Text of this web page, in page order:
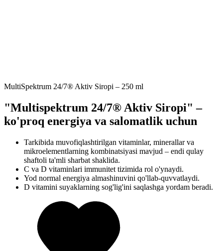
MultiSpektrum 24/7® Aktiv Siropi – 250 ml
"Multispektrum 24/7® Aktiv Siropi" –
ko'proq energiya va salomatlik uchun
Tarkibida muvofiqlashtirilgan vitaminlar, minerallar va
mikroelementlarning kombinatsiyasi mavjud – endi qulay
shaftoli ta'mli sharbat shaklida.
C va D vitaminlari immunitet tizimida rol o'ynaydi.
Yod normal energiya almashinuvini qo'llab-quvvatlaydi.
D vitamini suyaklarning sog'lig'ini saqlashga yordam beradi.